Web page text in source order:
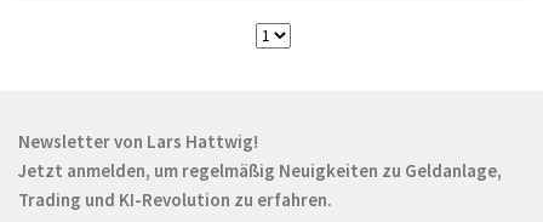
Newsletter von Lars Hattwig!
Jetzt anmelden, um regelmäßig Neuigkeiten zu Geldanlage,
Trading und KI-Revolution zu erfahren.